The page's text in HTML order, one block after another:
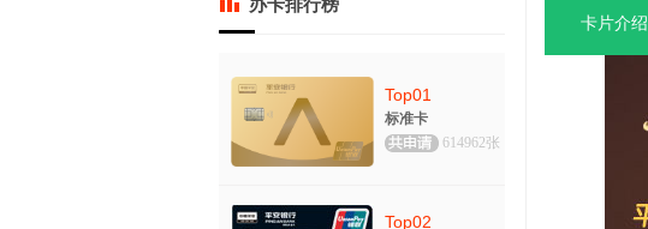
办卡排行榜
Top01
标准卡
614962张
Top02
卡片介绍